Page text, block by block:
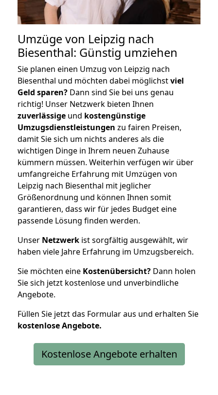
Umzüge von Leipzig nach
Biesenthal: Günstig umziehen
Sie planen einen Umzug von Leipzig nach
Biesenthal und möchten dabei möglichstviel
Geld sparen? Dann sind Sie bei uns genau
richtig! Unser Netzwerk bieten Ihnen
zuverlässige und kostengünstige
Umzugsdienstleistungen zu fairen Preisen,
damit Sie sich um nichts anderes als die
wichtigen Dinge in Ihrem neuen Zuhause
kümmern müssen. Weiterhin verfügen wir über
umfangreiche Erfahrung mit Umzügen von
Leipzig nach Biesenthal mit jeglicher
Größenordnung und können Ihnen somit
garantieren, dass wir für jedes Budget eine
passende Lösung finden werden.
Unser Netzwerk ist sorgfältig ausgewählt, wir
haben viele Jahre Erfahrung im Umzugsbereich.
Sie möchten eine Kostenübersicht? Dann holen
Sie sich jetzt kostenlose und unverbindliche
Angebote.
Füllen Sie jetzt das Formular aus und erhalten Sie
kostenloseAngebote.
Kostenlose Angebote erhalten